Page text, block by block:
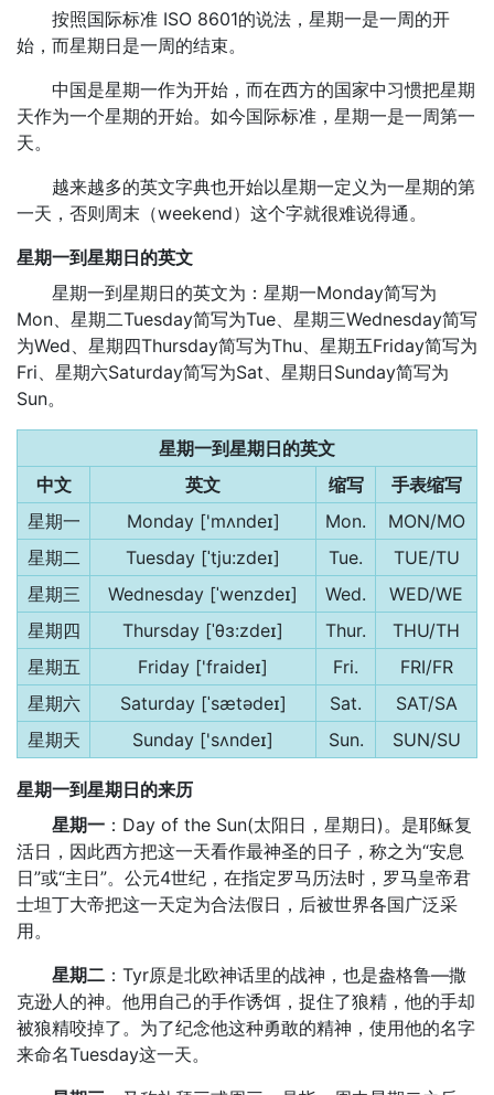
按照国际标准 ISO 8601的说法，星期一是一周的开
始，而星期日是一周的结束。
中国是星期一作为开始，而在西方的国家中习惯把星期
天作为一个星期的开始。如今国际标准，星期一是一周第一
天。
越来越多的英文字典也开始以星期一定义为一星期的第
一天，否则周末（weekend）这个字就很难说得通。
星期一到星期日的英文
星期一到星期日的英文为：星期一Monday简写为
Mon、星期二Tuesday简写为Tue、星期三Wednesday简写
为Wed、星期四Thursday简写为Thu、星期五Friday简写为
Fri、星期六Saturday简写为Sat、星期日Sunday简写为
Sun。
星期一到星期日的英文
中文
英文 缩写
手表缩写
星期一
Monday ['mʌndeɪ] Mon.
MON/MO
星期二
Tuesday [ˈtju:zdeɪ] Tue.
TUE/TU
星期三
Wednesday [ˈwenzdeɪ] Wed.
WED/WE
星期四
Thursday [ˈθɜ:zdeɪ] Thur.
THU/TH
星期五
Friday ['fraideɪ] Fri.
FRI/FR
星期六
Saturday [ˈsætədeɪ] Sat.
SAT/SA
星期天
Sunday ['sʌndeɪ] Sun. SUN/SU
星期一到星期日的来历
星期一 ：Day of the Sun(太阳日，星期日)。是耶稣复
活日，因此西方把这一天看作最神圣的日子，称之为“安息
日”或“主日”。公元4世纪，在指定罗马历法时，罗马皇帝君
士坦丁大帝把这一天定为合法假日，后被世界各国广泛采
用。
星期二 ：Tyr原是北欧神话里的战神，也是盎格鲁—撒
克逊人的神。他用自己的手作诱饵，捉住了狼精，他的手却
被狼精咬掉了。为了纪念他这种勇敢的精神，使用他的名字
来命名Tuesday这一天。